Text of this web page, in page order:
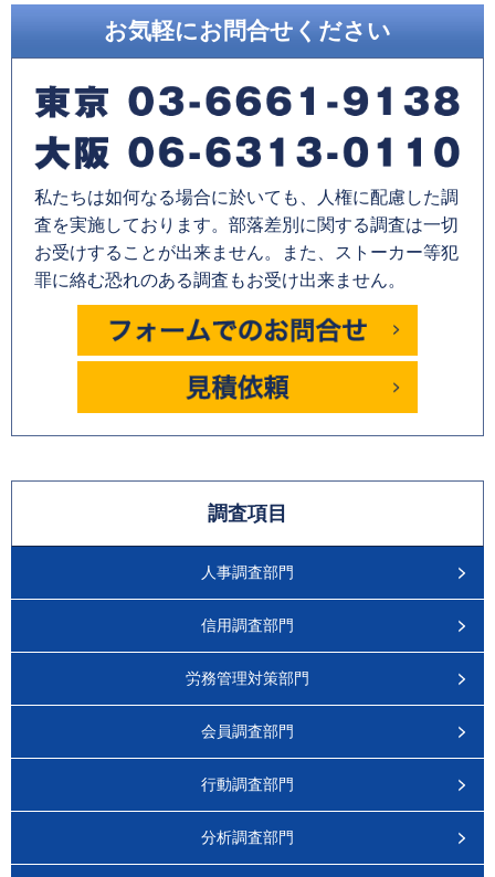
お気軽にお問合せください
私たちは如何なる場合に於いても、人権に配慮した調
査を実施しております。部落差別に関する調査は一切
お受けすることが出来ません。また、ストーカー等犯
罪に絡む恐れのある調査もお受け出来ません。
調査項目
人事調査部門
信用調査部門
労務管理対策部門
会員調査部門
行動調査部門
分析調査部門